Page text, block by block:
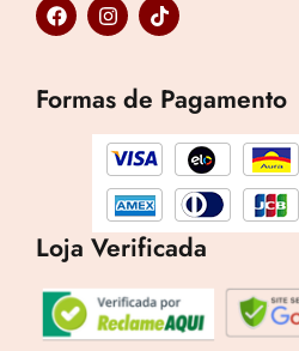
a
o
n
g
a
m
i
o
k
Formas de Pagamento
Loja Verificada